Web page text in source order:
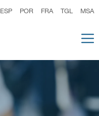
ESP POR FRA TGL MSA